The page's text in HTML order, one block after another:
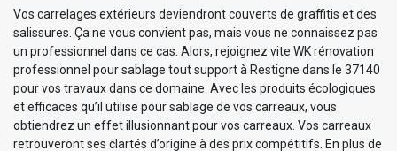
Vos carrelages extérieurs deviendront couverts de graffitis et des
salissures. Ça ne vous convient pas, mais vous ne connaissez pas
un professionnel dans ce cas. Alors, rejoignez vite WK rénovation
professionnel pour sablage tout support à Restigne dans le 37140
pour vos travaux dans ce domaine. Avec les produits écologiques
et efficaces qu’il utilise pour sablage de vos carreaux, vous
obtiendrez un effet illusionnant pour vos carreaux. Vos carreaux
retrouveront ses clartés d’origine à des prix compétitifs. En plus de